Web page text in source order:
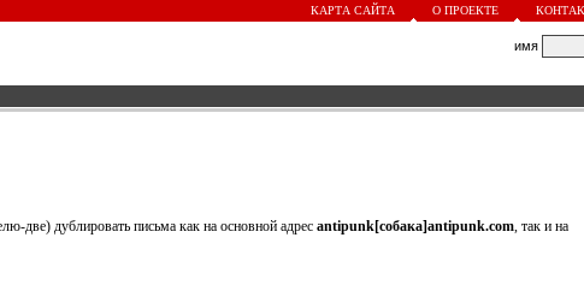
КАРТА САЙТА О ПРОЕКТЕ
имя
две) дублировать письма как на основной адрес antipunk[собака]antipunk.com, так и на